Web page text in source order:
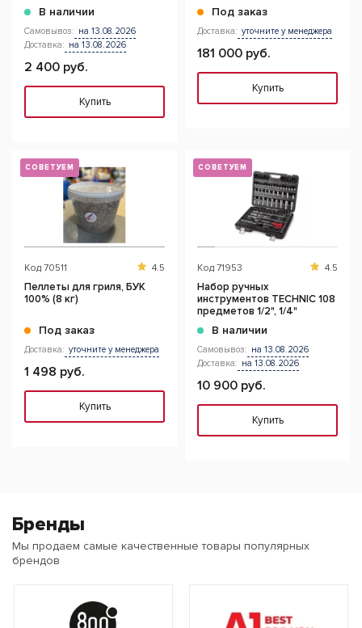
В наличии
Самовывоз: на 13.08.2026
Доставка: на 13.08.2026
2 400 руб.
Купить
Под заказ
Доставка: уточните у менеджера
181 000 руб.
Купить
СОВЕТУЕМ
Код 70511 4.5
Пеллеты для гриля, БУК
100% (8 кг)
Под заказ
Доставка: уточните у менеджера
1 498 руб.
Купить
СОВЕТУЕМ
Код 71953 4.5
Набор ручных
инструментов TECHNIC 108
предметов 1/2", 1/4"
В наличии
Самовывоз: на 13.08.2026
Доставка: на 13.08.2026
10 900 руб.
Купить
Бренды
Мы продаем самые качественные товары популярных
брендов